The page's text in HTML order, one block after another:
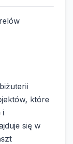
które
i
się w